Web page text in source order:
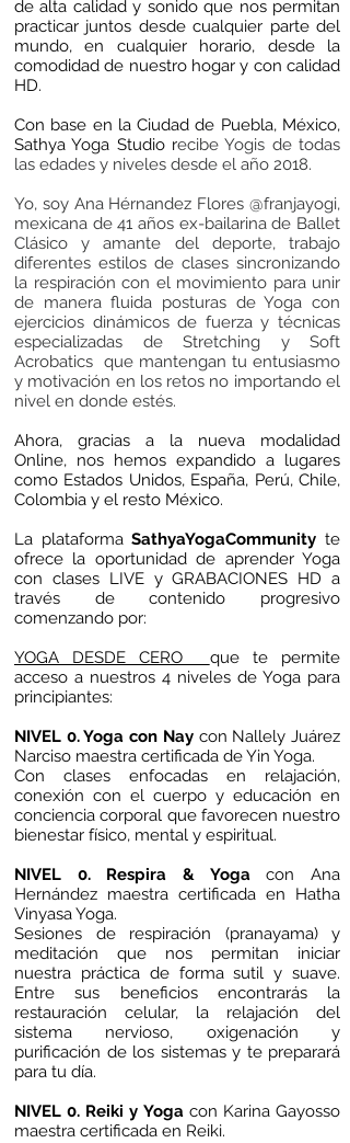
de alta calidad y sonido que nos permitan
practicar juntos desde cualquier parte del
mundo, en cualquier horario, desde la
comodidad de nuestro hogar y con calidad
HD.
Con base en la Ciudad de Puebla, México,
Sathya Yoga Studio recibe Yogis de todas
las edades y niveles desde el año 2018.
Yo, soy Ana Hérnandez Flores @franjayogi,
mexicana de 41 años ex-bailarina de Ballet
Clásico y amante del deporte, trabajo
diferentes estilos de clases sincronizando
la respiración con el movimiento para unir
de manera fluida posturas de Yoga con
ejercicios dinámicos de fuerza y técnicas
especializadas de Stretching y Soft
Acrobatics que mantengan tu entusiasmo
y motivación en los retos no importando el
nivel en donde estés.
Ahora, gracias a la nueva modalidad
Online, nos hemos expandido a lugares
como Estados Unidos, España, Perú, Chile,
Colombia y el resto México.
La plataformaSathyaYogaCommunity te
ofrece la oportunidad de aprender Yoga
con clases LIVE y GRABACIONES HD a
través de contenido progresivo
comenzando por:
YOGA DESDE CERO que te permite
acceso a nuestros 4 niveles de Yoga para
principiantes:
NIVEL 0. Yoga con Nay con Nallely Juárez
Narciso maestra certificada de Yin Yoga.
Con clases enfocadas en relajación,
conexión con el cuerpo y educación en
conciencia corporal que favorecen nuestro
bienestar físico, mental y espiritual.
NIVEL 0. Respira & Yogacon Ana
Hernández maestra certificada en Hatha
Vinyasa Yoga.
Sesiones de respiración (pranayama) y
meditación que nos permitan iniciar
nuestra práctica de forma sutil y suave.
Entre sus beneficios encontrarás la
restauración celular, la relajación del
sistema nervioso, oxigenación y
purificación de los sistemas y te preparará
para tu día.
NIVEL 0. Reiki y Yoga con Karina Gayosso
maestra certificada en Reiki.